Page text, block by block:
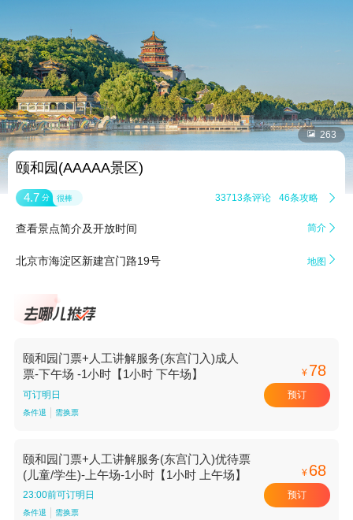
 263
颐和园(AAAAA景区)
4.7 分 很棒 33713条评论 46条攻略 
查看景点简介及开放时间 简介 
北京市海淀区新建宫门路19号 地图 
颐和园门票+人工讲解服务(东宫门入)成人
票-下午场 -1小时【1小时 下午场】
可订明日
条件退 需换票
¥ 78
预订
颐和园门票+人工讲解服务(东宫门入)优待票
(儿童/学生)-上午场-1小时【1小时 上午场】
23:00前可订明日
条件退 需换票
¥ 68
预订